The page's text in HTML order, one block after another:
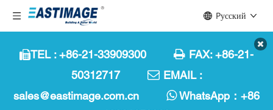
TEL : +86-21-33909300  FAX: +86-21-
50312717  EMAIL :
sales@eastimage.com.cn
WhatsApp： +86
Pусский